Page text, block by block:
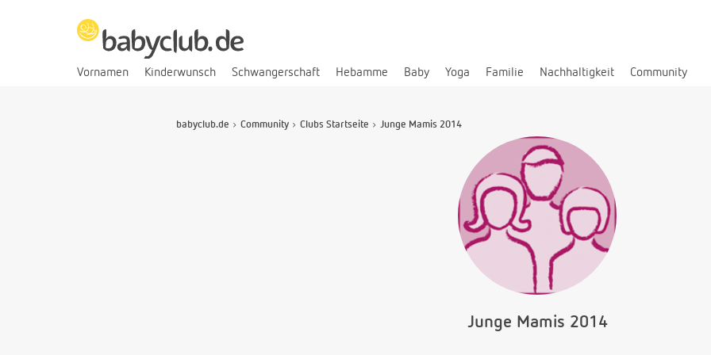
Vornamen Kinderwunsch Schwangerschaft Hebamme Baby Yoga Familie Nachhaltigkeit Community
babyclub.de Community Clubs Startseite Junge Mamis 2014
Junge Mamis 2014